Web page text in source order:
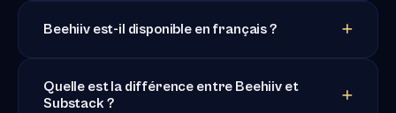
Beehiiv est-il disponible en français ?
Quelle est la différence entre Beehiiv et
Substack ?